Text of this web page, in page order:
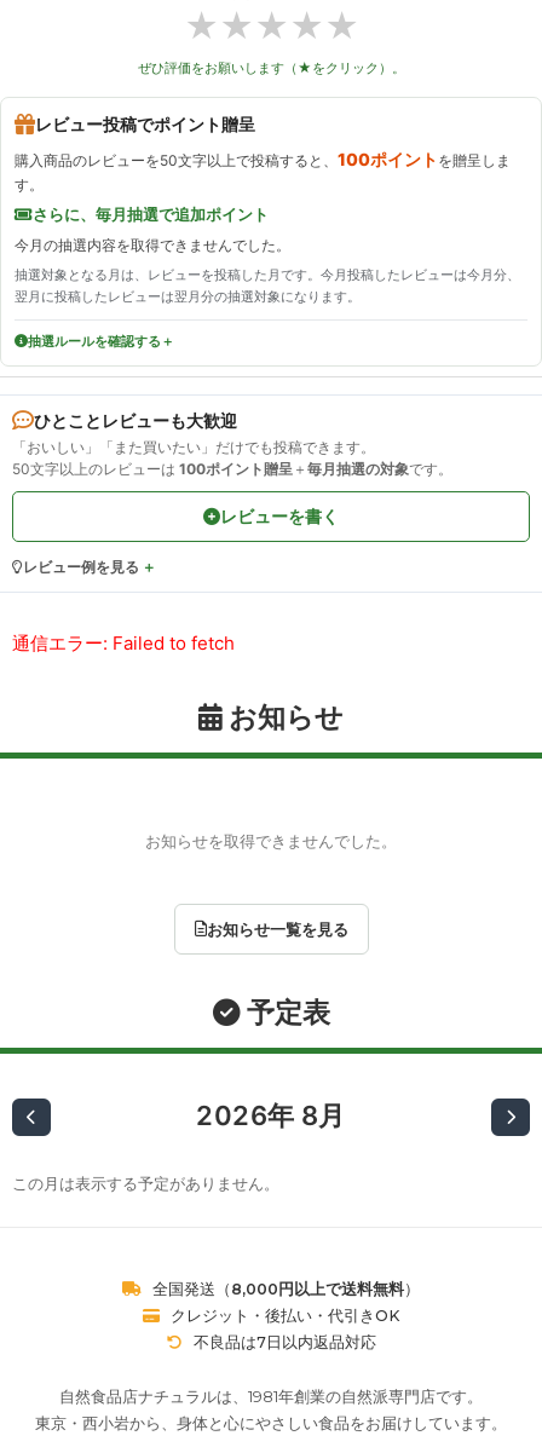
★★★★★
ぜひ評価をお願いします（★をクリック）。
レビュー投稿でポイント贈呈
購入商品のレビューを50文字以上で投稿すると、 100ポイント を贈呈しま
す。
さらに、毎月抽選で追加ポイント
今月の抽選内容を取得できませんでした。
抽選対象となる月は、レビューを投稿した月です。今月投稿したレビューは今月分、
翌月に投稿したレビューは翌月分の抽選対象になります。
抽選ルールを確認する
ひとことレビューも大歓迎
「おいしい」「また買いたい」だけでも投稿できます。
50文字以上のレビューは 100ポイント贈呈 ＋ 毎月抽選の対象です。
レビューを書く
レビュー例を見る
通信エラー: Failed to fetch
お知らせ
お知らせを取得できませんでした。
お知らせ一覧を見る
予定表
2026年 8月
この月は表示する予定がありません。
全国発送（ 8,000円以上で送料無料）
クレジット・後払い・代引きOK
不良品は7日以内返品対応
自然食品店ナチュラルは、1981年創業の自然派専門店です。
東京・西小岩から、身体と心にやさしい食品をお届けしています。